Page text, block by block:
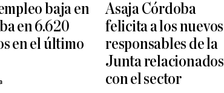
baja en
en 6.620
en el último
Asaja Córdoba
felicita a los nuevos
responsables de la
Junta relacionados
con el sector